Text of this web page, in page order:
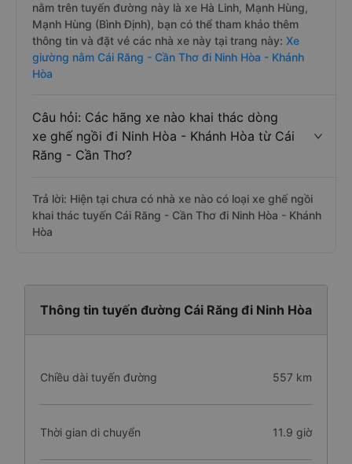
nằm trên tuyến đường này là xe Hà Linh, Mạnh Hùng,
Mạnh Hùng (Bình Định), bạn có thể tham khảo thêm
thông tin và đặt vé các nhà xe này tại trang này: Xe
giường nằm Cái Răng - Cần Thơ đi Ninh Hòa - Khánh
Hòa
Câu hỏi: Các hãng xe nào khai thác dòng
xe ghế ngồi đi Ninh Hòa - Khánh Hòa từ Cái
Răng - Cần Thơ?
Trả lời: Hiện tại chưa có nhà xe nào có loại xe ghế ngồi
khai thác tuyến Cái Răng - Cần Thơ đi Ninh Hòa - Khánh
Hòa
Thông tin tuyến đường Cái Răng đi Ninh Hòa
Chiều dài tuyến đường 557 km
Thời gian di chuyển 11.9 giờ